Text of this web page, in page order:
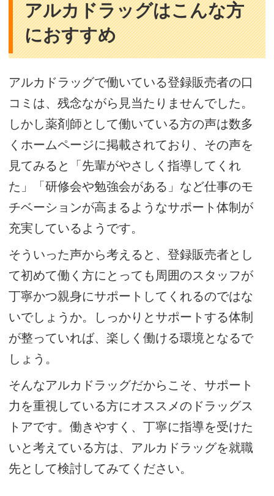
アルカドラッグはこんな方
におすすめ
アルカドラッグで働いている登録販売者の口
コミは、残念ながら見当たりませんでした。
しかし薬剤師として働いている方の声は数多
くホームページに掲載されており、その声を
見てみると「先輩がやさしく指導してくれ
た」「研修会や勉強会がある」など仕事のモ
チベーションが高まるようなサポート体制が
充実しているようです。
そういった声から考えると、登録販売者とし
て初めて働く方にとっても周囲のスタッフが
丁寧かつ親身にサポートしてくれるのではな
いでしょうか。しっかりとサポートする体制
が整っていれば、楽しく働ける環境となるで
しょう。
そんなアルカドラッグだからこそ、サポート
力を重視している方にオススメのドラッグス
トアです。働きやすく、丁寧に指導を受けた
いと考えている方は、アルカドラッグを就職
先として検討してみてください。